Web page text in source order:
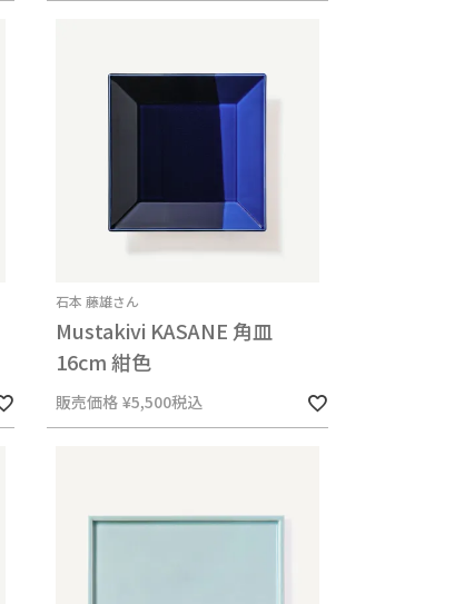
石本 藤雄さん
Mustakivi KASANE 角皿
16cm 紺色
販売価格 ¥5,500税込